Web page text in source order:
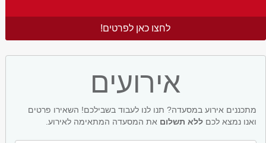
לחצו כאן לפרטים!
אירועים
מתכננים אירוע במסעדה? תנו לנו לעבוד בשבילכם! השאירו פרטים
ואנו נמצא לכם ללא תשלום את המסעדה המתאימה לאירוע.